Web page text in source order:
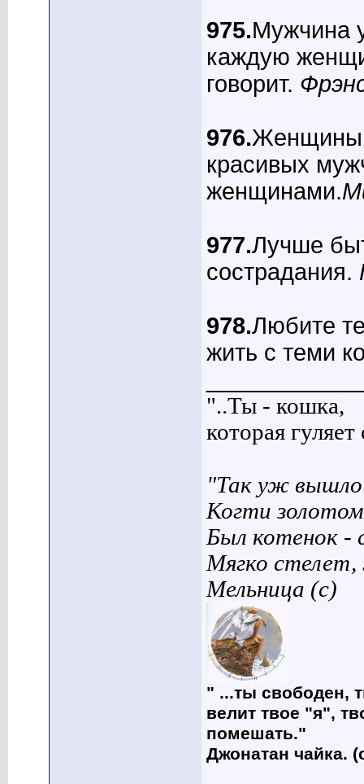
975.Мужчина
каждую
говорит.
976.Женщины
красивых
женщинами.
977.Лучше
сострадания.
978.Любите
жить с теми
"..Ты - кошка,
которая
"Так уж вышло
Когти
Был котенок -
Мягко
Мельница (с)
" ...ты свободен,
велит твое "я",
помешать."
Джонатан чайка.